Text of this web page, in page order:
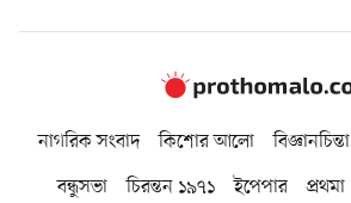
নাগরিক সংবাদ কিশোর আলো বিজ্ঞানচিন্তা
বন্ধুসভা
চিরন্তন ১৯৭১ ইপেপার প্রথমা